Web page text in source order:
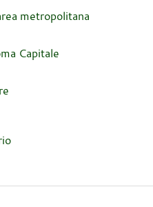
metropolitana
Capitale